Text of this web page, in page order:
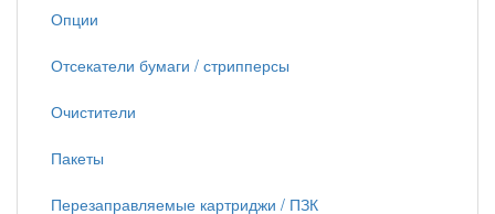
Опции
Отсекатели бумаги / стрипперсы
Очистители
Пакеты
Перезаправляемые картриджи / ПЗК